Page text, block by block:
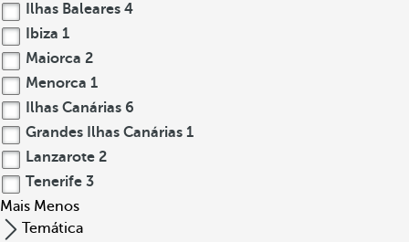
Ilhas Baleares 4
Ibiza 1
Maiorca 2
Menorca 1
Ilhas Canárias 6
Grandes Ilhas Canárias 1
Lanzarote 2
Tenerife 3
Mais Menos
Temática